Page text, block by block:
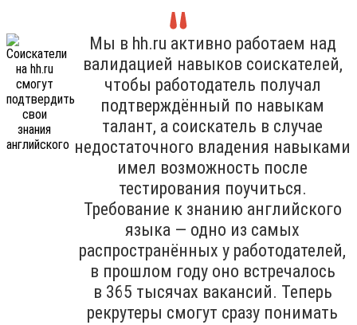
Мы в hh.ru активно работаем над
валидацией навыков соискателей,
чтобы работодатель получал
подтверждённый по навыкам
талант, а соискатель в случае
недостаточного владения навыками
имел возможность после
тестирования поучиться.
Требование к знанию английского
языка — одно из самых
распространённых у работодателей,
в прошлом году оно встречалось
в 365 тысячах вакансий. Теперь
рекрутеры смогут сразу понимать